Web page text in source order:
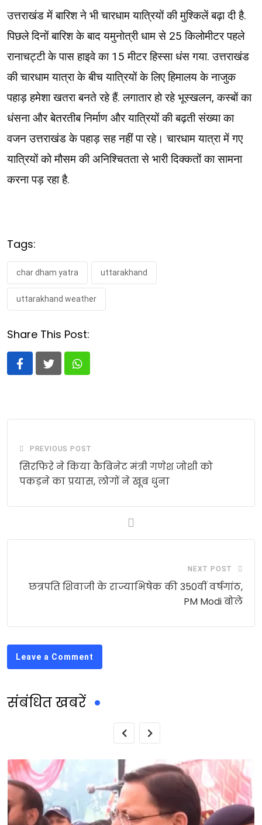
उत्तराखंड में बारिश ने भी चारधाम यात्रियों की मुश्किलें बढ़ा दी है.
पिछले दिनों बारिश के बाद यमुनोत्री धाम से 25 किलोमीटर पहले
रानाचट्टी के पास हाइवे का 15 मीटर हिस्सा धंस गया. उत्तराखंड
की चारधाम यात्रा के बीच यात्रियों के लिए हिमालय के नाजुक
पहाड़ हमेशा खतरा बनते रहे हैं. लगातार हो रहे भूस्खलन, कस्बों का
धंसना और बेतरतीब निर्माण और यात्रियों की बढ़ती संख्या का
वजन उत्तराखंड के पहाड़ सह नहीं पा रहे। चारधाम यात्रा में गए
यात्रियों को मौसम की अनिश्चितता से भारी दिक्कतों का सामना
करना पड़ रहा है.
Tags:
char dham yatra uttarakhand
uttarakhand weather
Share This Post:
Whatsapp
PREVIOUS POST
सिरफिरे ने किया कैबिनेट मंत्री गणेश जोशी को
पकड़ने का प्रयास, लोगों ने खूब धुना
NEXT POST
छत्रपति शिवाजी के राज्याभिषेक की 350वीं वर्षगांठ,
PM Modi बोले
Leave a Comment
संबंधित खबरें